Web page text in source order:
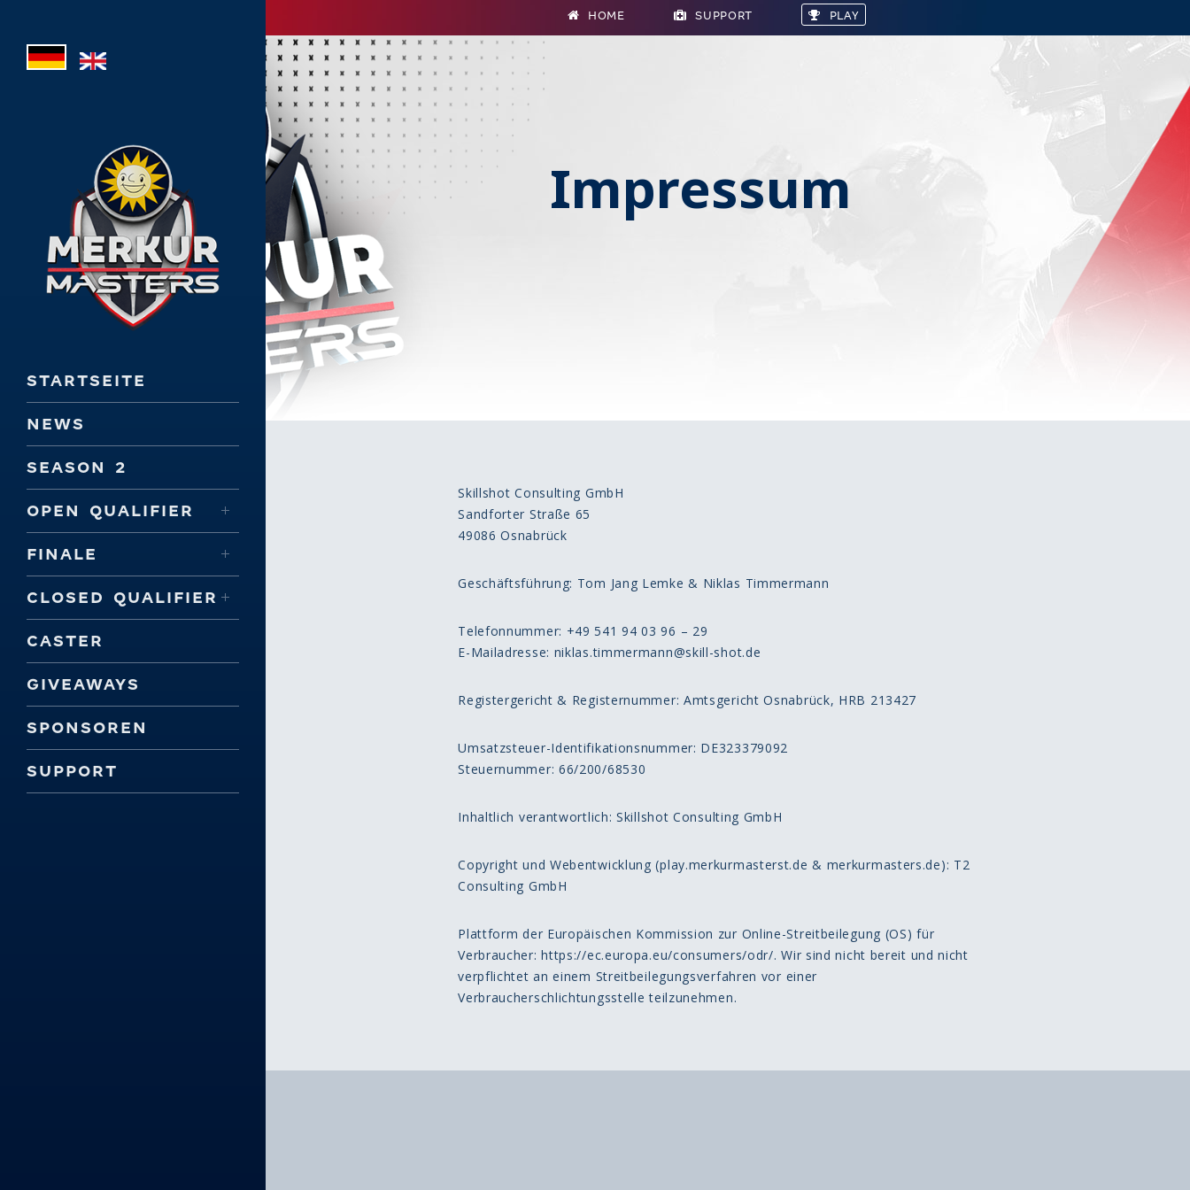
HOME SUPPORT PLAY
STARTSEITE
NEWS
SEASON 2
OPEN QUALIFIER
FINALE
CLOSED QUALIFIER
CASTER
GIVEAWAYS
SPONSOREN
SUPPORT
Impressum
Skillshot Consulting GmbH
Sandforter Straße 65
49086 Osnabrück
Geschäftsführung: Tom Jang Lemke & Niklas Timmermann
Telefonnummer: +49 541 94 03 96 – 29
E-Mailadresse: niklas.timmermann@skill-shot.de
Registergericht & Registernummer: Amtsgericht Osnabrück, HRB 213427
Umsatzsteuer-Identifikationsnummer: DE323379092
Steuernummer: 66/200/68530
Inhaltlich verantwortlich: Skillshot Consulting GmbH
Copyright und Webentwicklung (play.merkurmasterst.de & merkurmasters.de): T2
Consulting GmbH
Plattform der Europäischen Kommission zur Online-Streitbeilegung (OS) für
Verbraucher: https://ec.europa.eu/consumers/odr/. Wir sind nicht bereit und nicht
verpflichtet an einem Streitbeilegungsverfahren vor einer
Verbraucherschlichtungsstelle teilzunehmen.